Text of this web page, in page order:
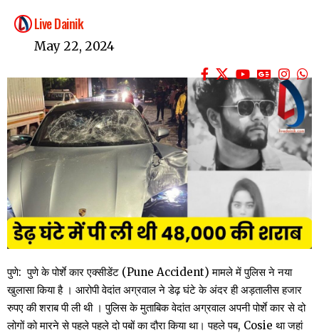
Live Dainik
May 22, 2024
पुणे: पुणे के पोर्शे कार एक्सीडेंट (Pune Accident) मामले में पुलिस ने नया
खुलासा किया है । आरोपी वेदांत अग्रवाल ने डेढ़ घंटे के अंदर ही अड़तालीस हजार
रुपए की शराब पी ली थी । पुलिस के मुताबिक वेदांत अग्रवाल अपनी पोर्शे कार से दो
लोगों को मारने से पहले पहले दो पबों का दौरा किया था। पहले पब, Cosie था जहां